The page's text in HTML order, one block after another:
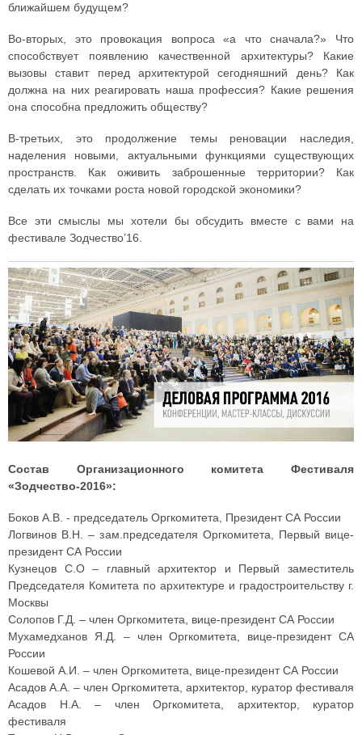
ближайшем будущем?
Во-вторых, это провокация вопроса «а что сначала?» Что
способствует появлению качественной архитектуры? Какие
вызовы ставит перед архитектурой сегодняшний день? Как
должна на них реагировать наша профессия? Какие решения
она способна предложить обществу?
В-третьих, это продолжение темы реновации наследия,
наделения новыми, актуальными функциями существующих
пространств. Как оживить заброшенные территории? Как
сделать их точками роста новой городской экономики?
Все эти смыслы мы хотели бы обсудить вместе с вами на
фестивале Зодчество’16.
Состав Организационного комитета Фестиваля
«Зодчество-2016»:
Боков А.В. - председатель Оргкомитета, Президент СА России
Логвинов В.Н. – зам.председателя Оргкомитета, Первый вице-
президент СА России
Кузнецов С.О – главный архитектор и Первый заместитель
Председателя Комитета по архитектуре и градостроительству г.
Москвы
Солопов Г.Д. – член Оргкомитета, вице-президент СА России
Мухамедханов Я.Д. – член Оргкомитета, вице-президент СА
России
Кошевой А.И. – член Оргкомитета, вице-президент СА России
Асадов А.А. – член Оргкомитета, архитектор, куратор фестиваля
Асадов Н.А. – член Оргкомитета, архитектор, куратор
фестиваля